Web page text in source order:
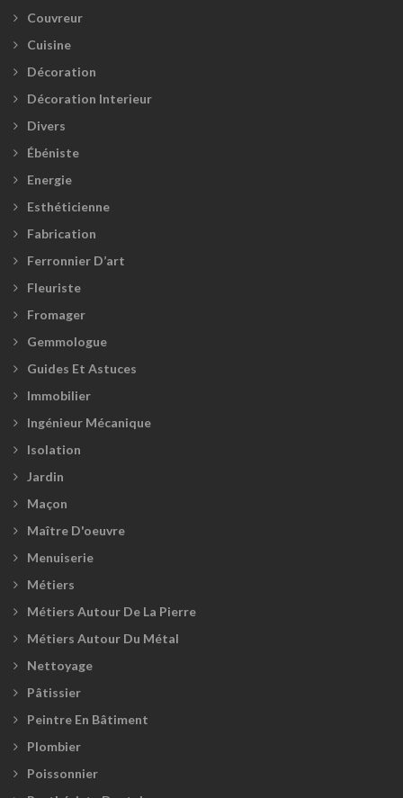
Couvreur
Cuisine
Décoration
Décoration Interieur
Divers
Ébéniste
Energie
Esthéticienne
Fabrication
Ferronnier D’art
Fleuriste
Fromager
Gemmologue
Guides Et Astuces
Immobilier
Ingénieur Mécanique
Isolation
Jardin
Maçon
Maître D'oeuvre
Menuiserie
Métiers
Métiers Autour De La Pierre
Métiers Autour Du Métal
Nettoyage
Pâtissier
Peintre En Bâtiment
Plombier
Poissonnier